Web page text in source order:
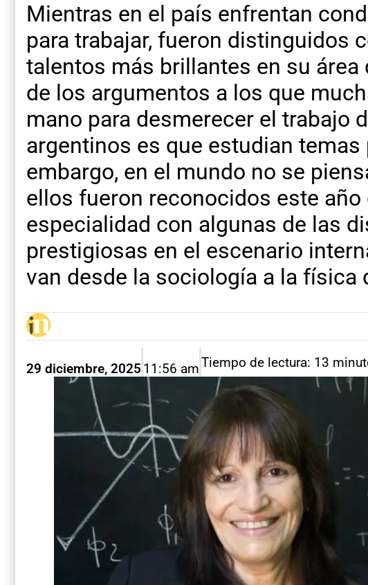
Mientras en el país enfrentan
para trabajar, fueron distinguidos
talentos más brillantes en su área
de los argumentos a los que
mano para desmerecer el trabajo
argentinos es que estudian temas
embargo, en el mundo no se
ellos fueron reconocidos este
especialidad con algunas de las
prestigiosas en el escenario
van desde la sociología a la física
29 diciembre, 2025 11:56 amTiempo de lectura: 13